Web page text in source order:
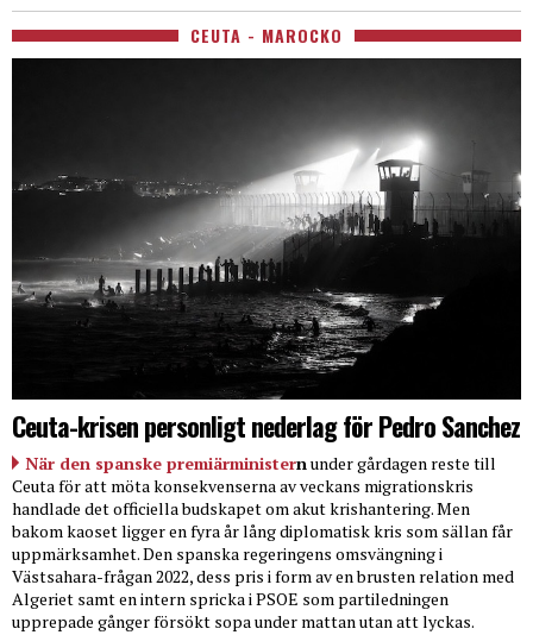
CEUTA - MAROCKO
Ceuta-krisen personligt nederlag för Pedro Sanchez
När den spanske premiärministernunder gårdagen reste till
Ceuta för att möta konsekvenserna av veckans migrationskris
handlade det officiella budskapet om akut krishantering. Men
bakom kaoset ligger en fyra år lång diplomatisk kris som sällan får
uppmärksamhet. Den spanska regeringens omsvängning i
Västsahara-frågan 2022, dess pris i form av en brusten relation med
Algeriet samt en intern spricka i PSOE som partiledningen
upprepade gånger försökt sopa under mattan utan att lyckas.